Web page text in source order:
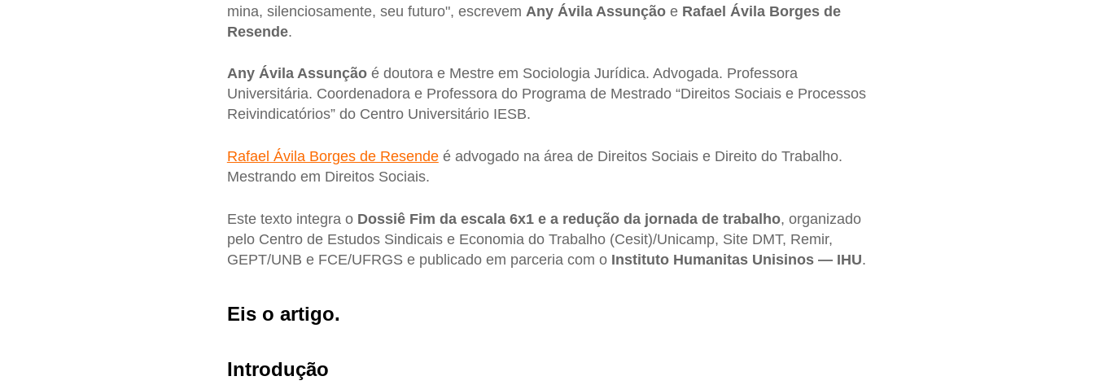
mina, silenciosamente, seu futuro", escrevem Any Ávila Assunçãoe Rafael Ávila Borges de
Resende.
Any Ávila Assunçãoé doutora e Mestre em Sociologia Jurídica. Advogada. Professora
Universitária. Coordenadora e Professora do Programa de Mestrado “Direitos Sociais e Processos
Reivindicatórios” do Centro Universitário IESB.
Rafael Ávila Borges de Resendeé advogado na área de Direitos Sociais e Direito do Trabalho.
Mestrando em Direitos Sociais.
Este texto integra o Dossiê Fim da escala 6x1 e a redução da jornada de trabalho, organizado
pelo Centro de Estudos Sindicais e Economia do Trabalho (Cesit)/Unicamp, Site DMT, Remir,
GEPT/UNB e FCE/UFRGS e publicado em parceria com o Instituto Humanitas Unisinos — IHU.
Eis o artigo.
Introdução